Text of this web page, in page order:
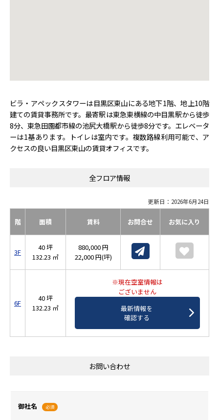
ビラ・アペックスタワーは目黒区東山にある地下1階、地上10階
建ての賃貸事務所です。最寄駅は東急東横線の中目黒駅から徒歩
8分、東急田園都市線の池尻大橋駅から徒歩8分です。エレベータ
ーは1基あります。トイレは室内です。複数路線利用可能で、ア
クセスの良い目黒区東山の賃貸オフィスです。
全フロア情報
更新日：2026年6月24日
階 面積 賃料 お問合せ お気に入り
3F
40 坪
132.23 ㎡
880,000 円
22,000 円(坪)
6F
40 坪
132.23 ㎡
※現在空室情報は
ございません
最新情報を
確認する
お問い合わせ
御社名 必須